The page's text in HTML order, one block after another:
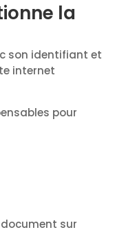
la
son identifiant et
internet
pour
sur